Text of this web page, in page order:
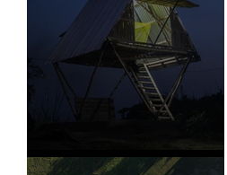
MOMA recent aquisition